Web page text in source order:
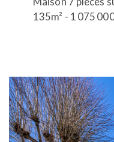
135m² - 1 075